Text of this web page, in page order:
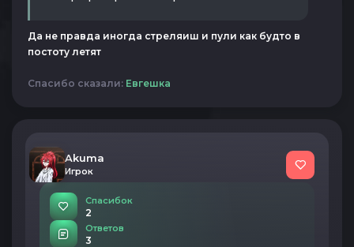
Да не правда иногда стреляиш и пули как будто в
постоту летят
Спасибо сказали: Евгешка
Akuma
Игрок
Спасибок
2
Ответов
3